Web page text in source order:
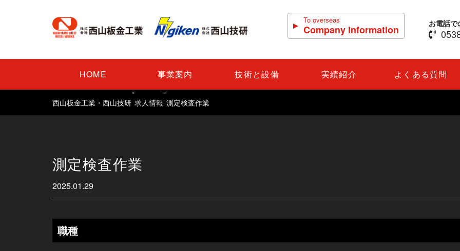
To overseas
Company Information お電話
HOME 事業案内 技術と設備 実績紹介 よくある質問
西山板金工業・西山技研
»
求人情報
»
測定検査作業
測定検査作業
2025.01.29
職種